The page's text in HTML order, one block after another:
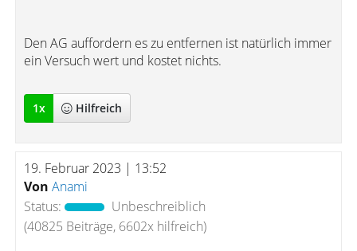
Den AG auffordern es zu entfernen ist natürlich immer
ein Versuch wert und kostet nichts.
1x Hilfreich
19. Februar 2023 | 13:52
Von Anami
Status:
Unbeschreiblich
(40825 Beiträge, 6602x hilfreich)